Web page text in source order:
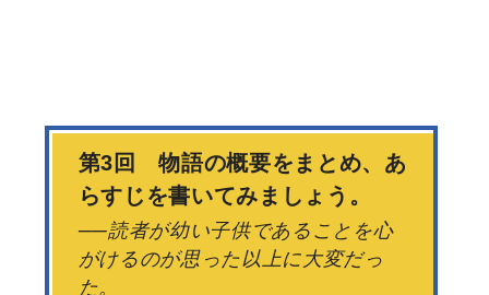
第3回 物語の概要をまとめ、あ
らすじを書いてみましょう。
──読者が幼い子供であることを心
がけるのが思った以上に大変だっ
た。